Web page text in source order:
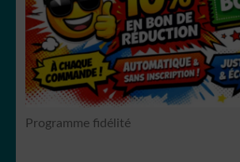
Programme fidélité